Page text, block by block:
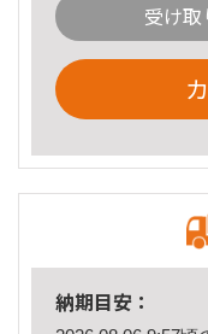
受け
納期目安：